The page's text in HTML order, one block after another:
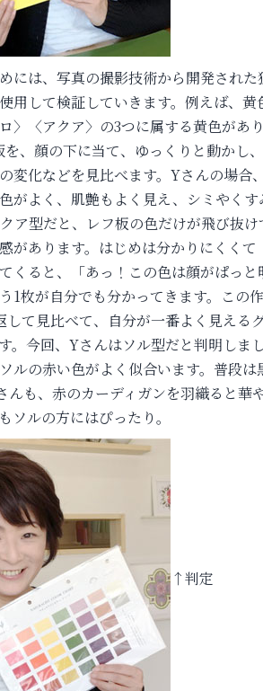
には、写真の撮影技術から開発された
用して検証していきます。例えば、黄
〉〈アクア〉の3つに属する黄色があ
を、顔の下に当て、ゆっくりと動かし
変化などを見比べます。Yさんの場合
がよく、肌艶もよく見え、シミやくす
ア型だと、レフ板の色だけが飛び抜け
があります。はじめは分かりにくくて
くると、「あっ！この色は顔がぱっと
1枚が自分でも分かってきます。この
て見比べて、自分が一番よく見える
。今回、Yさんはソル型だと判明しま
ルの赤い色がよく似合います。普段は
んも、赤のカーディガンを羽織ると華
ソルの方にはぴったり。
↑判定